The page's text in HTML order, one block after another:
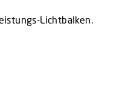
Lichtbalken.